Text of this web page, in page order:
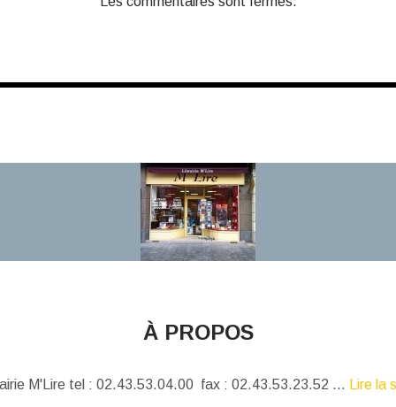
À PROPOS
M'Lire tel : 02.43.53.04.00 fax : 02.43.53.23.52 ... Lire la